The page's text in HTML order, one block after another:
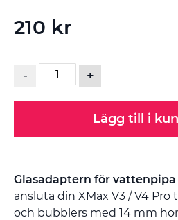
210 kr
- +
Lägg till i
Glasadaptern för vattenpipa
ansluta din XMax V3 / V4
och bubblers med 14 mm